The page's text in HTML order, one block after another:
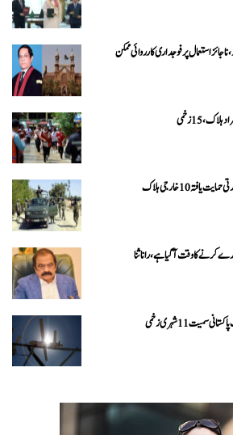
استعمال پر فوجداری کارروائی ممکن
10 خارجی ہلاک
کرنے کا وقت آ گیا ہے، رانا ثنا
11 شہری زخمی